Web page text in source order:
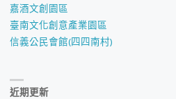
嘉酒文創園區
臺南文化創意產業園區
信義公民會館(四四南村)
近期更新